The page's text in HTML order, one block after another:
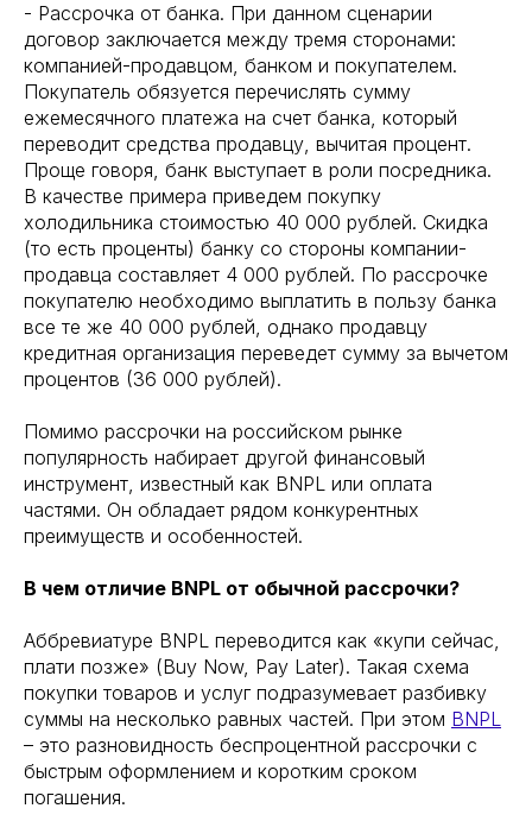
- Рассрочка от банка. При данном сценарии
договор заключается между тремя сторонами:
компанией-продавцом, банком и покупателем.
Покупатель обязуется перечислять сумму
ежемесячного платежа на счет банка, который
переводит средства продавцу, вычитая процент.
Проще говоря, банк выступает в роли посредника.
В качестве примера приведем покупку
холодильника стоимостью 40 000 рублей. Скидка
(то есть проценты) банку со стороны компании-
продавца составляет 4 000 рублей. По рассрочке
покупателю необходимо выплатить в пользу банка
все те же 40 000 рублей, однако продавцу
кредитная организация переведет сумму за вычетом
процентов (36 000 рублей).
Помимо рассрочки на российском рынке
популярность набирает другой финансовый
инструмент, известный как BNPL или оплата
частями. Он обладает рядом конкурентных
преимуществ и особенностей.
В чем отличие BNPL от обычной рассрочки?
Аббревиатуре BNPL переводится как «купи сейчас,
плати позже» (Buy Now, Pay Later). Такая схема
покупки товаров и услуг подразумевает разбивку
суммы на несколько равных частей. При этом BNPL
– это разновидность беспроцентной рассрочки с
быстрым оформлением и коротким сроком
погашения.